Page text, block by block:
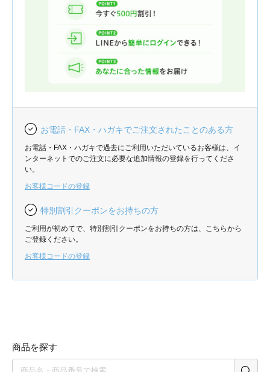
お電話・FAX・ハガキでご注文されたことのある方
お電話・FAX・ハガキで過去にご利用いただいているお客様は、イ
ンターネットでのご注文に必要な追加情報の登録を行ってくださ
い。
お客様コードの登録
特別割引クーポンをお持ちの方
ご利用が初めてで、特別割引クーポンをお持ちの方は、こちらから
ご登録ください。
お客様コードの登録
商品を探す